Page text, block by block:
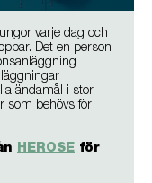
varje dag och
Det en person
ändamål i stor
som behövs för
HEROSE för